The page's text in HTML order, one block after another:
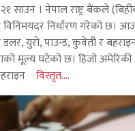
साउन । नेपाल राष्ट्र बैंकले
विनिमयदर निर्धारण गरेको छ।
डलर, युरो, पाउन्ड, कुवेती र
मूल्य घटेको छ। हिजो
विस्तृत....